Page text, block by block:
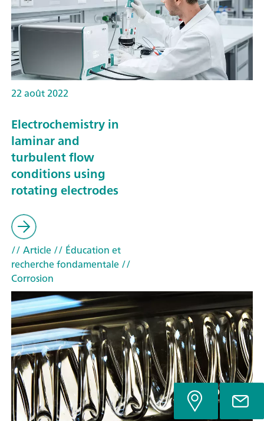
22 août 2022
Electrochemistry in
laminar and
turbulent flow
conditions using
rotating electrodes
// Article// Éducation et
recherche fondamentale//
Corrosion